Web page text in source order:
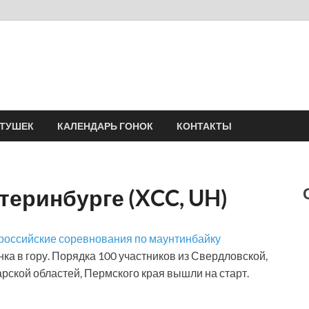
КАЛЕНДАРЬ ГОНОК КОНТАКТЫ
(XCC, UH)
соревнования по маунтинбайку
в гору. Порядка 100 участников из Свердловской,
областей, Пермского края вышли на старт.